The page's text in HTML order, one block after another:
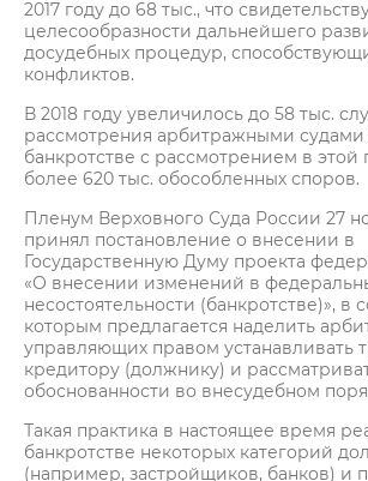
2017 году до 68 тыс., что
целесообразности дальнейшего
досудебных процедур,
конфликтов.
В 2018 году увеличилось до 58 тыс.
рассмотрения арбитражными судами
банкротстве с рассмотрением в этой
более 620 тыс. обособленных споров.
Пленум Верховного Суда России 27
принял постановление о внесении в
Государственную Думу проекта
«О внесении изменений в
несостоятельности (банкротстве)», в
которым предлагается наделить
управляющих правом устанавливать
кредитору (должнику) и
обоснованности во внесудебном
Такая практика в настоящее время
банкротстве некоторых категорий
(например, застройщиков, банков) и